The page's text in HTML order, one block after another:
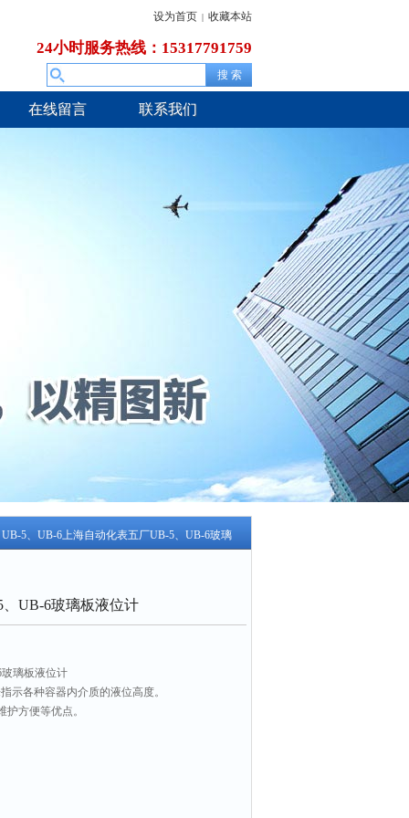
设为首页 | 收藏本站
24小时服务热线：15317791759
在线留言 联系我们
UB-5、UB-6上海自动化表五厂UB-5、UB-6玻璃
、UB-6玻璃板液位计
璃板液位计
示各种容器内介质的液位高度。
方便等优点。